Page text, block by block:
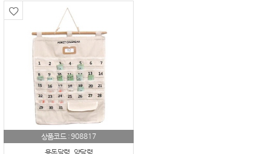
상품코드 :908817
용돈달력_약달력